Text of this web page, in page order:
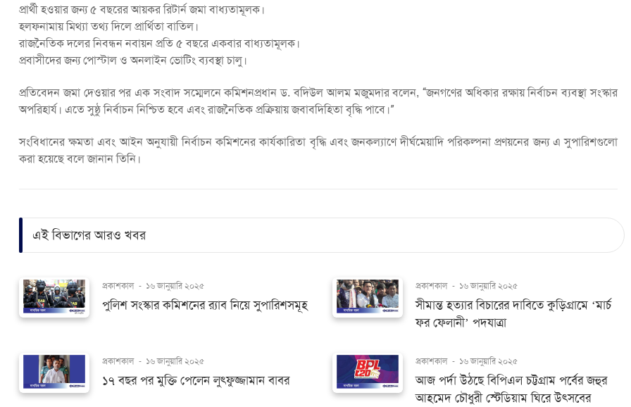
প্রার্থী হওয়ার জন্য ৫ বছরের আয়কর রিটার্ন জমা বাধ্যতামূলক।
হলফনামায় মিথ্যা তথ্য দিলে প্রার্থিতা বাতিল।
রাজনৈতিক দলের নিবন্ধন নবায়ন প্রতি ৫ বছরে একবার বাধ্যতামূলক।
প্রবাসীদের জন্য পোস্টাল ও অনলাইন ভোটিং ব্যবস্থা চালু।
প্রতিবেদন জমা দেওয়ার পর এক সংবাদ সম্মেলনে কমিশনপ্রধান ড. বদিউল আলম মজুমদার বলেন, “জনগণের অধিকার রক্ষায় নির্বাচন ব্যবস্থা সংস্কার
অপরিহার্য। এতে সুষ্ঠু নির্বাচন নিশ্চিত হবে এবং রাজনৈতিক প্রক্রিয়ায় জবাবদিহিতা বৃদ্ধি পাবে।”
সংবিধানের ক্ষমতা এবং আইন অনুযায়ী নির্বাচন কমিশনের কার্যকারিতা বৃদ্ধি এবং জনকল্যাণে দীর্ঘমেয়াদি পরিকল্পনা প্রণয়নের জন্য এ সুপারিশগুলো
করা হয়েছে বলে জানান তিনি।
এই বিভাগের আরও খবর
প্রকাশকাল - ১৬ জানুয়ারি ২০২৫
পুলিশ সংস্কার কমিশনের র‌্যাব নিয়ে সুপারিশসমূহ
প্রকাশকাল - ১৬ জানুয়ারি ২০২৫
সীমান্ত হত্যার বিচারের দাবিতে কুড়িগ্রামে ‘মার্চ
ফর ফেলানী’ পদযাত্রা
প্রকাশকাল - ১৬ জানুয়ারি ২০২৫
১৭ বছর পর মুক্তি পেলেন লুৎফুজ্জামান বাবর
প্রকাশকাল - ১৬ জানুয়ারি ২০২৫
আজ পর্দা উঠছে বিপিএল চট্টগ্রাম পর্বের জহুর
আহমেদ চৌধুরী স্টেডিয়াম ঘিরে উৎসবের